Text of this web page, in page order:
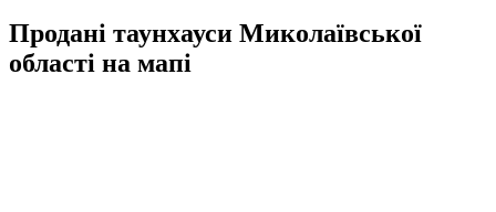
Продані таунхауси Миколаївської
області на мапі